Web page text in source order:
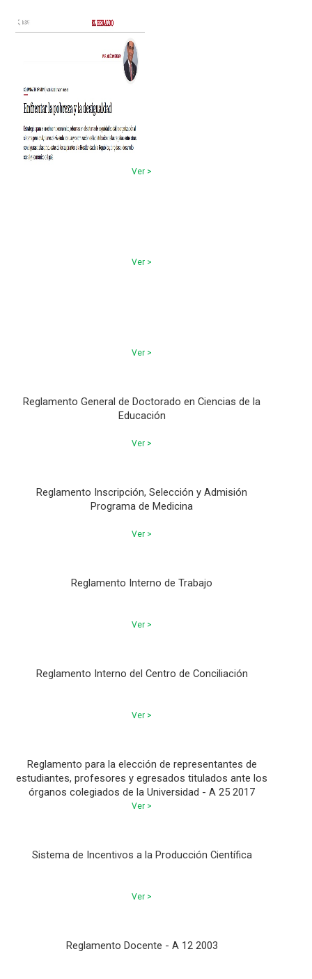
Ver >
Ver >
Ver >
Reglamento General de Doctorado en Ciencias de la
Educación
Ver >
Reglamento Inscripción, Selección y Admisión
Programa de Medicina
Ver >
Reglamento Interno de Trabajo
Ver >
Reglamento Interno del Centro de Conciliación
Ver >
Reglamento para la elección de representantes de
estudiantes, profesores y egresados titulados ante los
órganos colegiados de la Universidad - A 25 2017
Ver >
Sistema de Incentivos a la Producción Científica
Ver >
Reglamento Docente - A 12 2003